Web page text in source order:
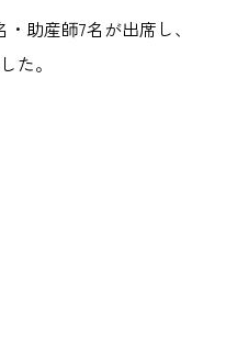
・助産師7名が出席し、
た。